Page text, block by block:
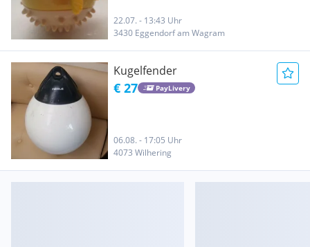
22.07. - 13:43 Uhr
3430 Eggendorf am Wagram
Kugelfender
€ 27 PayLivery
06.08. - 17:05 Uhr
4073 Wilhering